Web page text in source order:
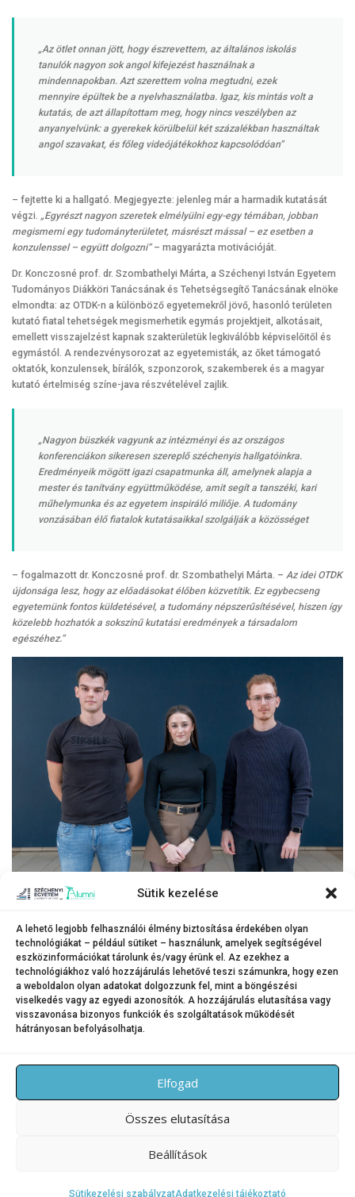
Sütik kezelése
A lehető legjobb felhasználói élmény biztosítása érdekében olyan
technológiákat – például sütiket – használunk, amelyek segítségével
eszközinformációkat tárolunk és/vagy érünk el. Az ezekhez a
technológiákhoz való hozzájárulás lehetővé teszi számunkra, hogy ezen
a weboldalon olyan adatokat dolgozzunk fel, mint a böngészési
viselkedés vagy az egyedi azonosítók. A hozzájárulás elutasítása vagy
visszavonása bizonyos funkciók és szolgáltatások működését
hátrányosan befolyásolhatja.
Elfogad
Összes elutasítása
Beállítások
Sütikezelési szabályzatAdatkezelési tájékoztató
„Az ötlet onnan jött, hogy észrevettem, az általános iskolás
tanulók nagyon sok angol kifejezést használnak a
mindennapokban. Azt szerettem volna megtudni, ezek
mennyire épültek be a nyelvhasználatba. Igaz, kis mintás volt a
kutatás, de azt állapítottam meg, hogy nincs veszélyben az
anyanyelvünk: a gyerekek körülbelül két százalékban használtak
angol szavakat, és főleg videójátékokhoz kapcsolódóan”
– fejtette ki a hallgató. Megjegyezte: jelenleg már a harmadik kutatását
végzi. „Egyrészt nagyon szeretek elmélyülni egy-egy témában, jobban
megismerni egy tudományterületet, másrészt mással – ez esetben a
konzulenssel – együtt dolgozni”– magyarázta motivációját.
Dr. Konczosné prof. dr. Szombathelyi Márta, a Széchenyi István Egyetem
Tudományos Diákköri Tanácsának és Tehetségsegítő Tanácsának elnöke
elmondta: az OTDK-n a különböző egyetemekről jövő, hasonló területen
kutató fiatal tehetségek megismerhetik egymás projektjeit, alkotásait,
emellett visszajelzést kapnak szakterületük legkiválóbb képviselőitől és
egymástól. A rendezvénysorozat az egyetemisták, az őket támogató
oktatók, konzulensek, bírálók, szponzorok, szakemberek és a magyar
kutató értelmiség színe-java részvételével zajlik.
„Nagyon büszkék vagyunk az intézményi és az országos
konferenciákon sikeresen szereplő széchenyis hallgatóinkra.
Eredményeik mögött igazi csapatmunka áll, amelynek alapja a
mester és tanítvány együttműködése, amit segít a tanszéki, kari
műhelymunka és az egyetem inspiráló miliője. A tudomány
vonzásában élő fiatalok kutatásaikkal szolgálják a közösséget
– fogalmazott dr. Konczosné prof. dr. Szombathelyi Márta. – Az idei OTDK
újdonsága lesz, hogy az előadásokat élőben közvetítik. Ez egybecseng
egyetemünk fontos küldetésével, a tudomány népszerűsítésével, hiszen így
közelebb hozhatók a sokszínű kutatási eredmények a társadalom
egészéhez.”
Értékes kutatások – Marsicki Márk, Simon Sára és Babos Máté egyaránt az
OTDK-n képviselik a Széchenyi István Egyetemet tavasszal.
(Fotó: Adorján András)
A cikk a „MEC_24 Tudományos Mecenatúra Pályázat” keretében
megvalósuló, MEC_N 149220 azonosítószámú, „A tudomány vonzásában –
fiatal tudósok a közösségért” című projekt keretében készült.
KATEGÓRIA:HÍREK